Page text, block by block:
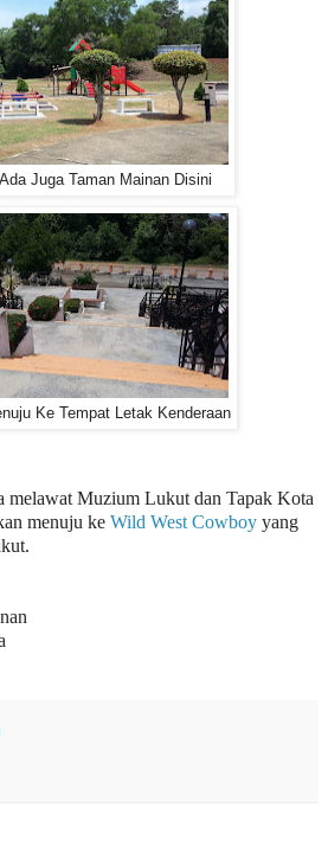
Juga Taman Mainan Disini
Ke Tempat Letak Kenderaan
melawat Muzium Lukut dan Tapak Kota
menuju ke Wild West Cowboy yang